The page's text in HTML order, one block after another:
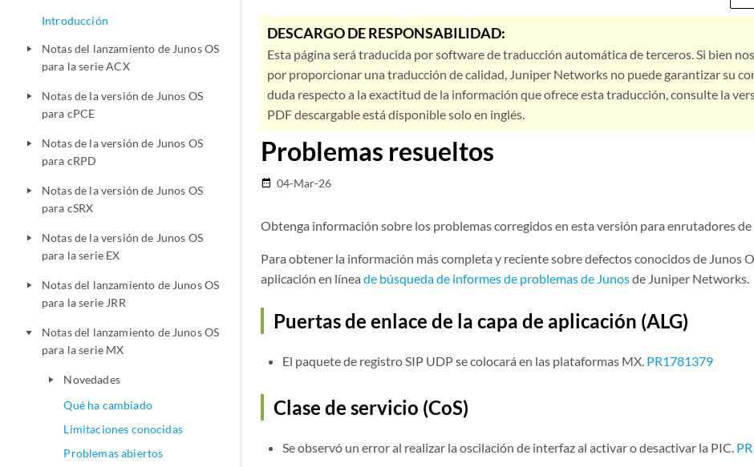
Introducción
play_arrow
Notas del lanzamiento de Junos OS
para la serie ACX
play_arrow
Notas de la versión de Junos OS
para cPCE
play_arrow
Notas de la versión de Junos OS
para cRPD
play_arrow
Notas de la versión de Junos OS
para cSRX
play_arrow
Notas de la versión de Junos OS
para la serie EX
play_arrow
Notas del lanzamiento de Junos OS
para la serie JRR
play_arrow
Notas del lanzamiento de Junos OS
para la serie MX
play_arrow
Novedades
Qué ha cambiado
Limitaciones conocidas
Problemas abiertos
DESCARGO DE RESPONSABILIDAD:
Esta página será traducida por software de traducción automática de terceros. Si bien
por proporcionar una traducción de calidad, Juniper Networks no puede garantizar su
duda respecto a la exactitud de la información que ofrece esta traducción, consulte la
PDF descargable está disponible solo en inglés.
Problemas resueltos
date_range 04-Mar-26
Obtenga información sobre los problemas corregidos en esta versión para enrutadores de
Para obtener la información más completa y reciente sobre defectos conocidos de Junos
aplicación en línea de búsqueda de informes de problemas de Junosde Juniper Networks.
Puertas de enlace de la capa de aplicación (ALG)
El paquete de registro SIP UDP se colocará en las plataformas MX. PR1781379
Clase de servicio (CoS)
Se observó un error al realizar la oscilación de interfaz al activar o desactivar la PIC.